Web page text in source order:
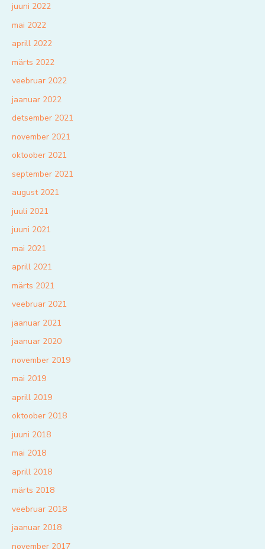
juuni 2022
mai 2022
aprill 2022
märts 2022
veebruar 2022
jaanuar 2022
detsember 2021
november 2021
oktoober 2021
september 2021
august 2021
juuli 2021
juuni 2021
mai 2021
aprill 2021
märts 2021
veebruar 2021
jaanuar 2021
jaanuar 2020
november 2019
mai 2019
aprill 2019
oktoober 2018
juuni 2018
mai 2018
aprill 2018
märts 2018
veebruar 2018
jaanuar 2018
november 2017